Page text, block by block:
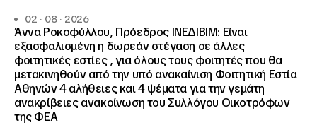
02 · 08 · 2026
Άννα Ροκοφύλλου, Πρόεδρος ΙΝΕΔΙΒΙΜ: Είναι
εξασφαλισμένη η δωρεάν στέγαση σε άλλες
φοιτητικές εστίες , για όλους τους φοιτητές που θα
μετακινηθούν από την υπό ανακαίνιση Φοιτητική Εστία
Αθηνών 4 αλήθειες και 4 ψέματα για την γεμάτη
ανακρίβειες ανακοίνωση του Συλλόγου Οικοτρόφων
της ΦΕΑ